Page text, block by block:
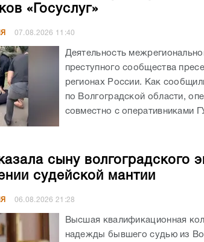
«Госуслуг»
07.08.2026 11:40
Деятельность
преступного сообщества
регионах России. Как
по Волгоградской области,
совместно с оперативниками
сыну волгоградского
судейской мантии
06.08.202621:28
Высшая квалификационная
надежды бывшего судью из